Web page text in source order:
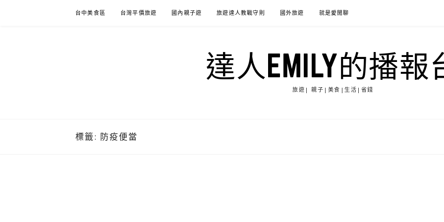
台中美食區 台灣平價旅遊 國內親子遊 旅遊達人教戰守則 國外旅遊 就是愛閒聊
達人EMILY的播報
旅遊| 親子|美食|生活|省錢
標籤: 防疫便當